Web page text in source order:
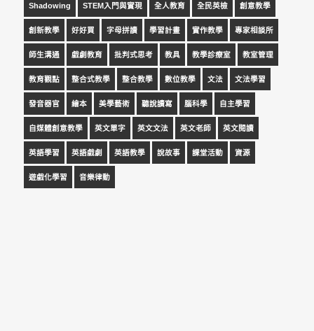
Shadowing STEM入門與實現 全人教育 全民英檢 創意教學
創新教學 好好買 字母拼讀 學習計畫 實作教學 專家相談所
師生溝通 戲劇教育 批判式思考 教具 教學診療室 教室管理
教育觀點 整合式教學 整合教學 數位教學 文法 文法學習
發音器官 繪本 美學藝術 聽說讀寫 腦科學 自主學習
自媒體創意教學 英文單字 英文文法 英文老師 英文閱讀
英語學習 英語戲劇 英語教學 說故事 課堂活動 資源
遊戲化學習 音樂律動